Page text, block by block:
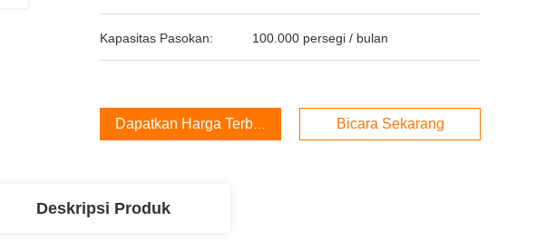
Kapasitas Pasokan: 100.000 persegi / bulan
Dapatkan Harga Terbaik Bicara Sekarang
Deskripsi Produk